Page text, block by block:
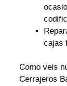
cajas
Como veis
Cerrajeros